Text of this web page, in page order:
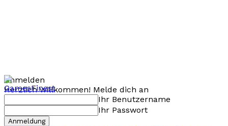
Anmelden
Herzlich willkommen! Melde dich an
Ihr Benutzername
Ihr Passwort